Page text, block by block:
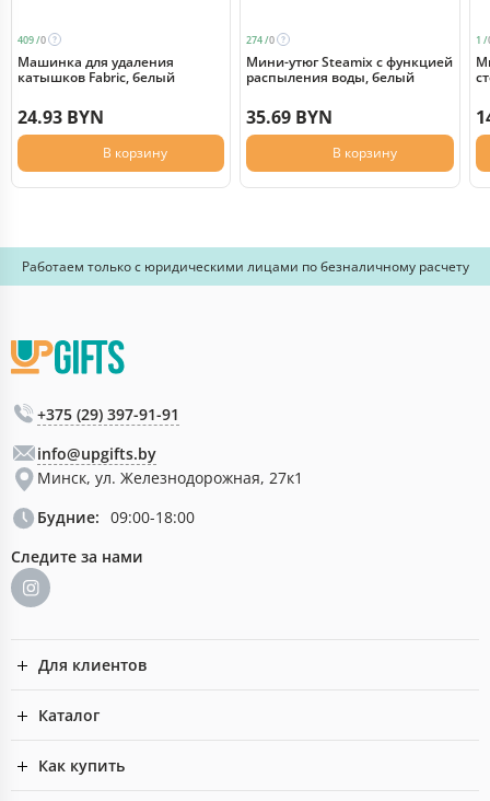
409 /0
Машинка для удаления
катышков Fabric, белый
24.93 BYN
В корзину
274 /0
Мини-утюг Steamix с функцией
распыления воды, белый
35.69 BYN
В корзину
1 /
Работаем только с юридическими лицами по безналичному расчету
+375 (29) 397-91-91
info@upgifts.by
Минск, ул. Железнодорожная, 27к1
Будние: 09:00-18:00
Следите за нами
Для клиентов
Каталог
Как купить